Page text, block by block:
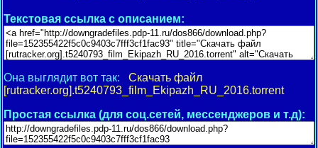
Текстовая ссылка с описанием:
Она выглядит вот так: Скачать файл
[rutracker.org].t5240793_film_Ekipazh_RU_2016.torrent
Простая ссылка (для соц.сетей, мессенджеров и т.д):